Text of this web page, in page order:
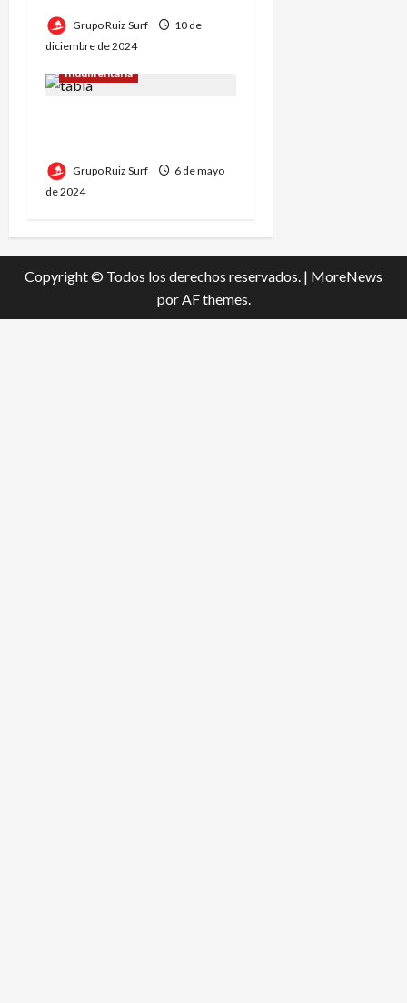
d
a
s
Grupo Ruiz Surf
10 de
diciembre de 2024
Indumentaria
Grupo Ruiz Surf
6 de mayo
de 2024
Copyright © Todos los derechos reservados. | MoreNews
por AF themes.